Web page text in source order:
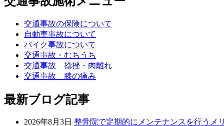
交通事故の保険について
自動車事故について
バイク事故について
交通事故・むちうち
交通事故 捻挫・肉離れ
交通事故 膝の痛み
最新ブログ記事
2026年8月3日 整骨院で定期的にメンテナンスを行うメ